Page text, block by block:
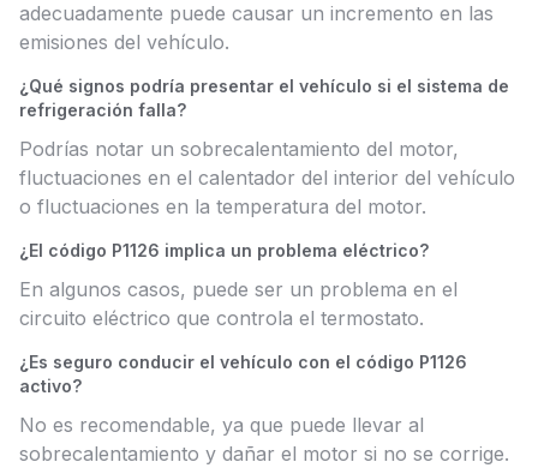
adecuadamente puede causar un incremento en las
emisiones del vehículo.
¿Qué signos podría presentar el vehículo si el sistema de
refrigeración falla?
Podrías notar un sobrecalentamiento del motor,
fluctuaciones en el calentador del interior del vehículo
o fluctuaciones en la temperatura del motor.
¿El código P1126 implica un problema eléctrico?
En algunos casos, puede ser un problema en el
circuito eléctrico que controla el termostato.
¿Es seguro conducir el vehículo con el código P1126
activo?
No es recomendable, ya que puede llevar al
sobrecalentamiento y dañar el motor si no se corrige.